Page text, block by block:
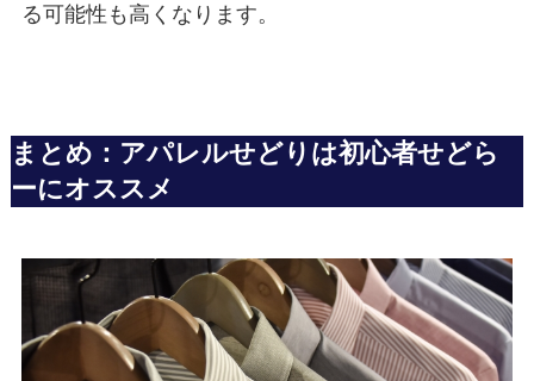
る可能性も高くなります。
まとめ：アパレルせどりは初心者せどら
ーにオススメ